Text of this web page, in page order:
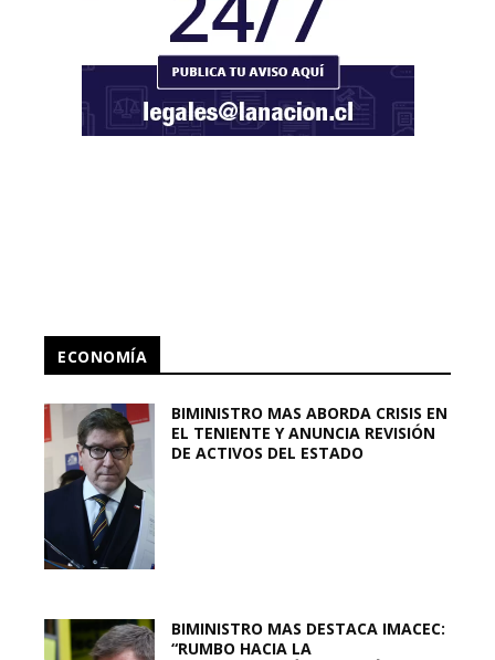
ECONOMÍA
BIMINISTRO MAS ABORDA CRISIS EN
EL TENIENTE Y ANUNCIA REVISIÓN
DE ACTIVOS DEL ESTADO
BIMINISTRO MAS DESTACA IMACEC:
“RUMBO HACIA LA